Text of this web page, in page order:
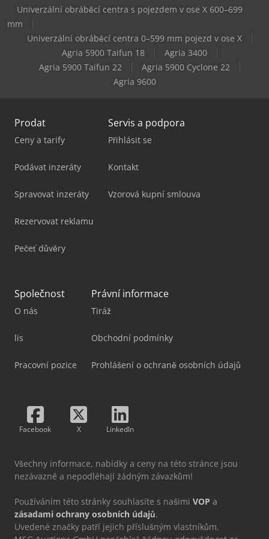
Striebig Compact 4164
Striebig Compact 5220
Univerzální obráběcí centra s pojezdem v ose X 600–699
mm
Univerzální obráběcí centra 0–599 mm pojezd v ose X
Agria 5900 Taifun 18
Agria 3400
Agria 5900 Taifun 22
Agria 5900 Cyclone 22
Agria 9600
Prodat
Ceny a tarify
Podávat inzeráty
Spravovat inzeráty
Rezervovat reklamu
Pečeť důvěry
Servis a podpora
Přihlásit se
Kontakt
Vzorová kupní smlouva
Společnost
O nás
lis
Pracovní pozice
Právní informace
Tiráž
Obchodní podmínky
Prohlášení o ochraně osobních údajů
Facebook X LinkedIn
Všechny informace, nabídky a ceny na této stránce jsou
nezávazné a nepodléhají žádným závazkům!
Používáním této stránky souhlasíte s našimi VOP a
zásadami ochrany osobních údajů.
Uvedené značky patří jejich příslušným vlastníkům.